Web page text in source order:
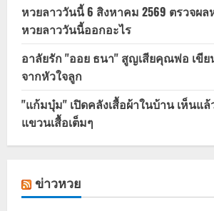
หวยลาววันนี้ 6 สิงหาคม 2569 ตรวจผล
หวยลาววันนี้ออกอะไร
อาลัยรัก "ออย ธนา" สูญเสียคุณพ่อ เขี
จากหัวใจลูก
"แก้มบุ๋ม" เปิดคลังเสื้อผ้าในบ้าน เห็นแ
แขวนเสื้อเต็มๆ
ข่าวหวย